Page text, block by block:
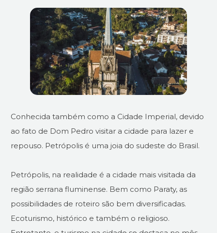
Conhecida também como a Cidade Imperial, devido
ao fato de Dom Pedro visitar a cidade para lazer e
repouso. Petrópolis é uma joia do sudeste do Brasil.
Petrópolis, na realidade é a cidade mais visitada da
região serrana fluminense. Bem como Paraty, as
possibilidades de roteiro são bem diversificadas.
Ecoturismo, histórico e também o religioso.